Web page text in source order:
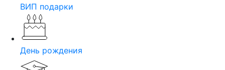
ВИП подарки
День рождения